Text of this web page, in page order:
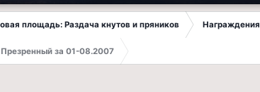
площадь: Раздача кнутов и пряников Награждения
Презренный за 01-08.2007